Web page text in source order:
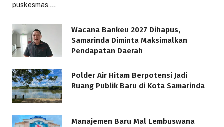
puskesmas,…
Wacana Bankeu 2027 Dihapus,
Samarinda Diminta Maksimalkan
Pendapatan Daerah
Polder Air Hitam Berpotensi Jadi
Ruang Publik Baru di Kota Samarinda
Manajemen Baru Mal Lembuswana